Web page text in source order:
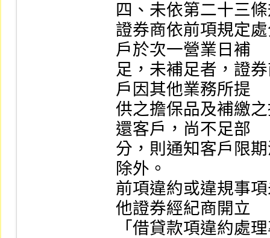
四、未依第二十三
證券商依前項規定
戶於次一營業日補
足，未補足者，證
戶因其他業務所提
供之擔保品及補繳
還客戶，尚不足部
分，則通知客戶限
除外。
前項違約或違規事
他證券經紀商開立
「借貸款項違約處